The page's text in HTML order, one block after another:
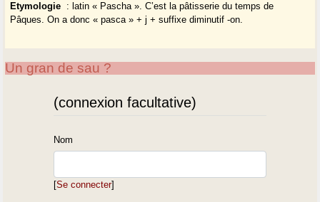
Etymologie : latin « Pascha ». C’est la pâtisserie du temps de
Pâques. On a donc « pasca » + j + suffixe diminutif -on.
Un gran de sau ?
(connexion facultative)
Nom
[Se connecter]